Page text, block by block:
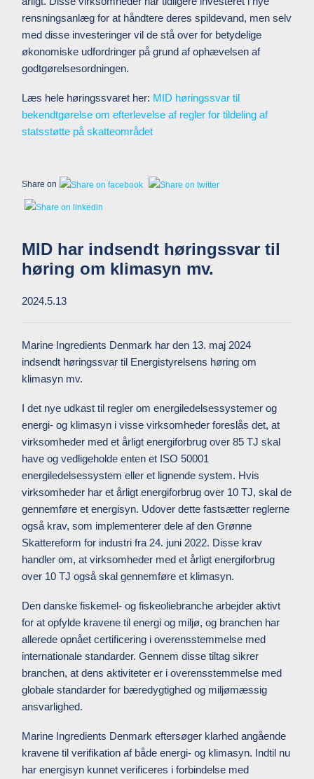
rensningsanlæg for at håndtere deres spildevand, men selv
med disse investeringer vil de stå over for betydelige
økonomiske udfordringer på grund af ophævelsen af
godtgørelsesordningen.
Læs hele høringssvaret her: MID høringssvar til
bekendtgørelse om efterlevelse af regler for tildeling af
statsstøtte på skatteområdet
Share on
MID har indsendt høringssvar til
høring om klimasyn mv.
2024.5.13
Marine Ingredients Denmark har den 13. maj 2024
indsendt høringssvar til Energistyrelsens høring om
klimasyn mv.
I det nye udkast til regler om energiledelsessystemer og
energi- og klimasyn i visse virksomheder foreslås det, at
virksomheder med et årligt energiforbrug over 85 TJ skal
have og vedligeholde enten et ISO 50001
energiledelsessystem eller et lignende system. Hvis
virksomheder har et årligt energiforbrug over 10 TJ, skal de
gennemføre et energisyn. Udover dette fastsætter reglerne
også krav, som implementerer dele af den Grønne
Skattereform for industri fra 24. juni 2022. Disse krav
handler om, at virksomheder med et årligt energiforbrug
over 10 TJ også skal gennemføre et klimasyn.
Den danske fiskemel- og fiskeoliebranche arbejder aktivt
for at opfylde kravene til energi og miljø, og branchen har
allerede opnået certificering i overensstemmelse med
internationale standarder. Gennem disse tiltag sikrer
branchen, at dens aktiviteter er i overensstemmelse med
globale standarder for bæredygtighed og miljømæssig
ansvarlighed.
Marine Ingredients Denmark eftersøger klarhed angående
kravene til verifikation af både energi- og klimasyn. Indtil nu
har energisyn kunnet verificeres i forbindelse med